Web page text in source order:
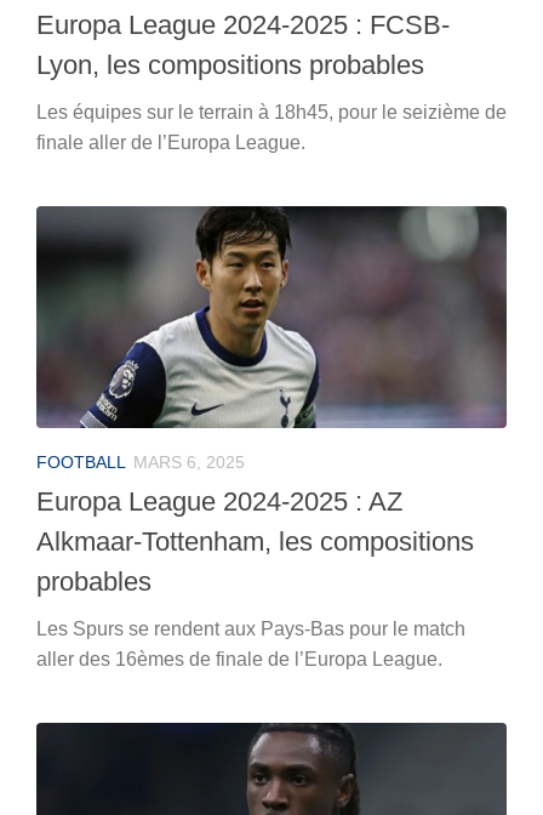
Europa League 2024-2025 : FCSB-
Lyon, les compositions probables
Les équipes sur le terrain à 18h45, pour le seizième de
finale aller de l’Europa League.
FOOTBALL MARS 6, 2025
Europa League 2024-2025 : AZ
Alkmaar-Tottenham, les compositions
probables
Les Spurs se rendent aux Pays-Bas pour le match
aller des 16èmes de finale de l’Europa League.